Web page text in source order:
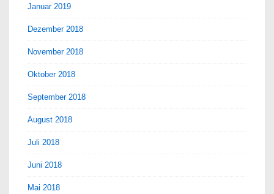
Januar 2019
Dezember 2018
November 2018
Oktober 2018
September 2018
August 2018
Juli 2018
Juni 2018
Mai 2018